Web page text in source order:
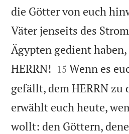
die Götter von euch
Väter jenseits des
Ägypten gedient
HERRN! 

15 Wenn es
gefällt, dem HERRN zu
erwählt euch heute,
wollt: den Göttern,